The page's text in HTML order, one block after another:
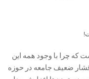
چرا با وجود همه این
ضعیف جامعه در حوزه